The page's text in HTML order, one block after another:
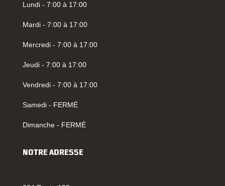
Lundi - 7:00 à 17:00
Mardi - 7:00 à 17:00
Mercredi - 7:00 à 17:00
Jeudi - 7:00 à 17:00
Vendredi - 7:00 à 17:00
Samedi - FERMÉ
Dimanche - FERMÉ
NOTRE ADRESSE